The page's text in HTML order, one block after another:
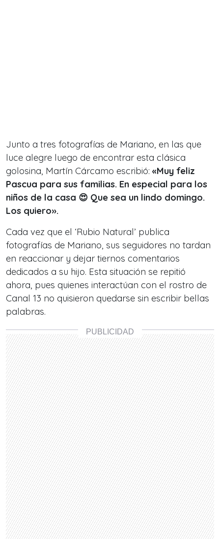
Junto a tres fotografías de Mariano, en las que
luce alegre luego de encontrar esta clásica
golosina, Martín Cárcamo escribió: «Muy feliz
Pascua para sus familias. En especial para los
niños de la casa 😍 Que sea un lindo domingo.
Los quiero».
Cada vez que el ‘Rubio Natural’ publica
fotografías de Mariano, sus seguidores no tardan
en reaccionar y dejar tiernos comentarios
dedicados a su hijo. Esta situación se repitió
ahora, pues quienes interactúan con el rostro de
Canal 13 no quisieron quedarse sin escribir bellas
palabras.